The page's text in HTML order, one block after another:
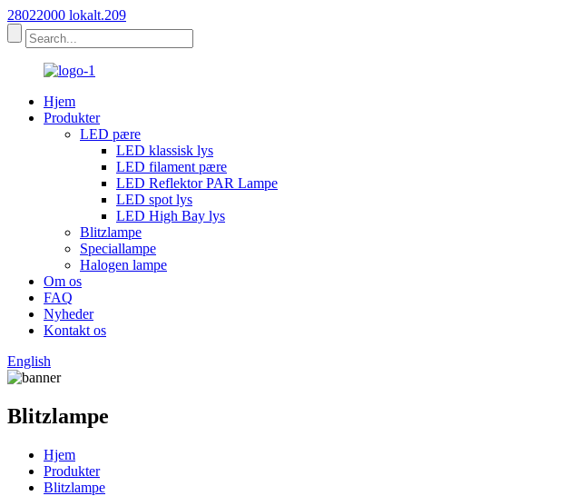
28022000 lokalt.209
Hjem
Produkter
LED pære
LED klassisk lys
LED filament pære
LED Reflektor PAR Lampe
LED spot lys
LED High Bay lys
Blitzlampe
Speciallampe
Halogen lampe
Om os
FAQ
Nyheder
Kontakt os
English
Blitzlampe
Hjem
Produkter
Blitzlampe